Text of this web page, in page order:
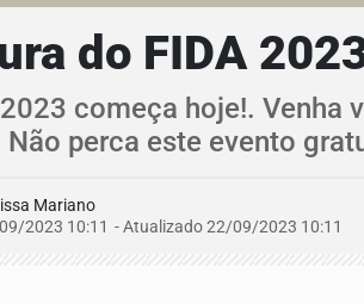
do FIDA
2023 começa hoje!.
perca este evento
Mariano
2023 10:11 - Atualizado22/09/2023 10:11